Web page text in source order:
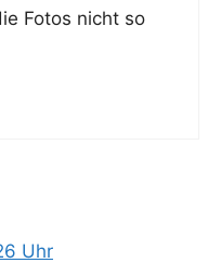
Fotos nicht so
Uhr